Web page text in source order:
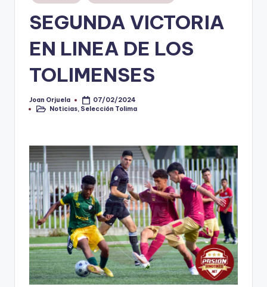
V
ti
o
en
SEGUNDA VICTORIA
EN LINEA DE LOS
TOLIMENSES
Publicado
por
Joan Orjuela
07/02/2024
Publicado
Noticias Selección Tolima